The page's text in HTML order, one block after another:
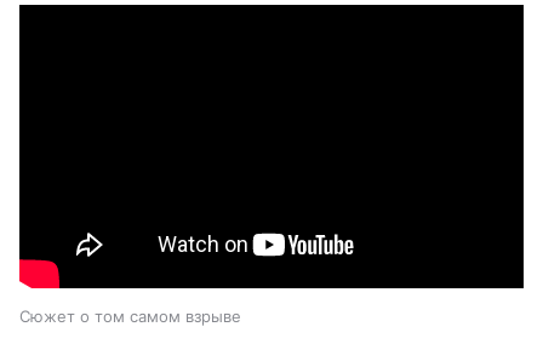
Сюжет о том самом взрыве